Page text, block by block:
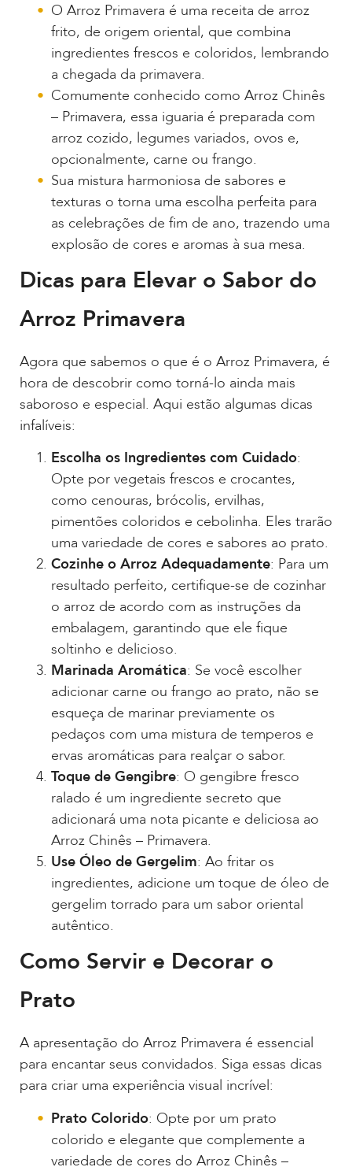
O Arroz Primavera é uma receita de arroz
frito, de origem oriental, que combina
ingredientes frescos e coloridos, lembrando
a chegada da primavera.
Comumente conhecido como Arroz Chinês
– Primavera, essa iguaria é preparada com
arroz cozido, legumes variados, ovos e,
opcionalmente, carne ou frango.
Sua mistura harmoniosa de sabores e
texturas o torna uma escolha perfeita para
as celebrações de fim de ano, trazendo uma
explosão de cores e aromas à sua mesa.
Dicas para Elevar o Sabor do
Arroz Primavera
Agora que sabemos o que é o Arroz Primavera, é
hora de descobrir como torná-lo ainda mais
saboroso e especial. Aqui estão algumas dicas
infalíveis:
Escolha os Ingredientes com Cuidado:
Opte por vegetais frescos e crocantes,
como cenouras, brócolis, ervilhas,
pimentões coloridos e cebolinha. Eles trarão
uma variedade de cores e sabores ao prato.
Cozinhe o Arroz Adequadamente: Para um
resultado perfeito, certifique-se de cozinhar
o arroz de acordo com as instruções da
embalagem, garantindo que ele fique
soltinho e delicioso.
Marinada Aromática: Se você escolher
adicionar carne ou frango ao prato, não se
esqueça de marinar previamente os
pedaços com uma mistura de temperos e
ervas aromáticas para realçar o sabor.
Toque de Gengibre: O gengibre fresco
ralado é um ingrediente secreto que
adicionará uma nota picante e deliciosa ao
Arroz Chinês – Primavera.
Use Óleo de Gergelim: Ao fritar os
ingredientes, adicione um toque de óleo de
gergelim torrado para um sabor oriental
autêntico.
Como Servir e Decorar o
Prato
A apresentação do Arroz Primavera é essencial
para encantar seus convidados. Siga essas dicas
para criar uma experiência visual incrível:
Prato Colorido: Opte por um prato
colorido e elegante que complemente a
variedade de cores do Arroz Chinês –